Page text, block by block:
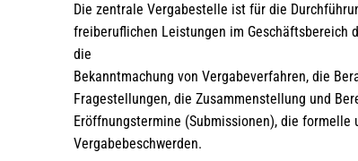
Die zentrale Vergabestelle ist für die
freiberuflichen Leistungen im Geschäftsbereich
die
Bekanntmachung von Vergabeverfahren, die
Fragestellungen, die Zusammenstellung und
Eröffnungstermine (Submissionen), die
Vergabebeschwerden.